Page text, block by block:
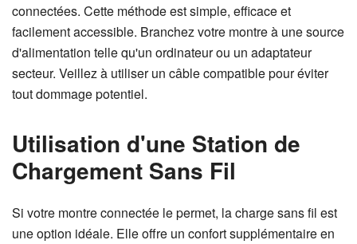
connectées. Cette méthode est simple, efficace et
facilement accessible. Branchez votre montre à une source
d'alimentation telle qu'un ordinateur ou un adaptateur
secteur. Veillez à utiliser un câble compatible pour éviter
tout dommage potentiel.
Utilisation d'une Station de
Chargement Sans Fil
Si votre montre connectée le permet, la charge sans fil est
une option idéale. Elle offre un confort supplémentaire en